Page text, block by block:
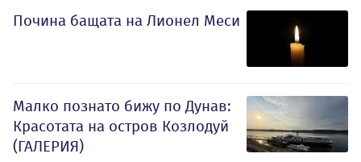
Почина бащата на Лионел Меси
Малко познато бижу по Дунав:
Красотата на остров Козлодуй
(ГАЛЕРИЯ)